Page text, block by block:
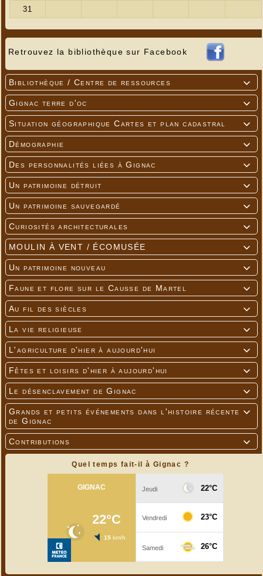
Retrouvez la bibliothèque sur Facebook

Bibliothèque / Centre de ressources

Gignac terre d'oc

Situation géographique Cartes et plan cadastral

Démographie

Des personnalités liées à Gignac

Un patrimoine détruit

Un patrimoine sauvegardé

Curiosités architecturales

MOULIN À VENT / ÉCOMUSÉE

Un patrimoine nouveau

Faune et flore sur le Causse de Martel

Au fil des siècles

La vie religieuse

L'agriculture d'hier à aujourd'hui

Fêtes et loisirs d'hier à aujourd'hui

Le désenclavement de Gignac

Grands et petits événements dans l'histoire récente
de Gignac

Contributions
Quel temps fait-il à Gignac ?